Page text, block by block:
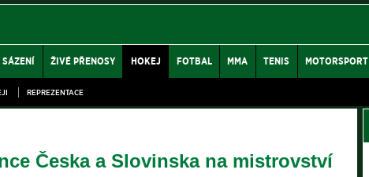
SÁZENÍ ŽIVÉ PŘENOSY HOKEJ FOTBAL MMA TENIS MOTORSPORT
REPREZENTACE
Česka a Slovinska na mistrovství